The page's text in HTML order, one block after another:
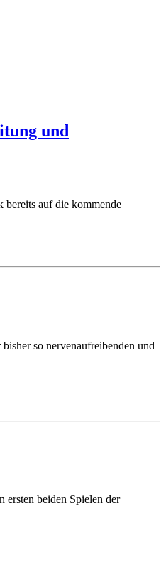
und
bereits auf die kommende
so nervenaufreibenden und
beiden Spielen der